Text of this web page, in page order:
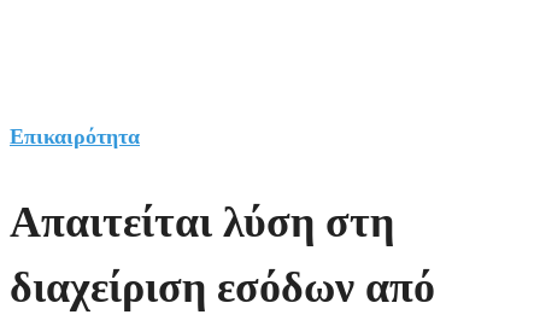
Επικαιρότητα
Απαιτείται λύση στη
διαχείριση εσόδων από